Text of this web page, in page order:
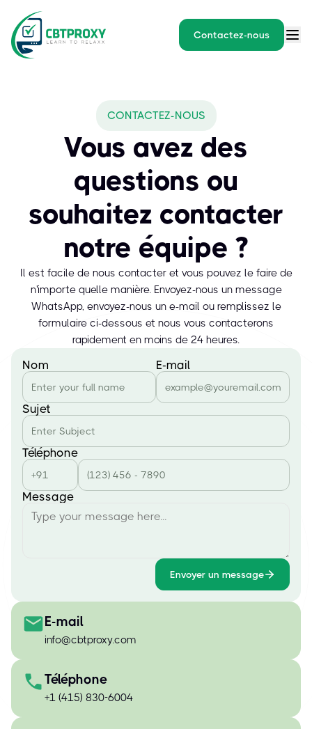
Contactez-nous
CONTACTEZ-NOUS
Vous avez des
questions ou
souhaitez contacter
notre équipe ?
Il est facile de nous contacter et vous pouvez le faire de
n'importe quelle manière. Envoyez-nous un message
WhatsApp, envoyez-nous un e-mail ou remplissez le
formulaire ci-dessous et nous vous contacterons
rapidement en moins de 24 heures.
Nom E-mail
Sujet
Téléphone
Message
Envoyer un message
E-mail
info@cbtproxy.com
Téléphone
+1 (415) 830-6004